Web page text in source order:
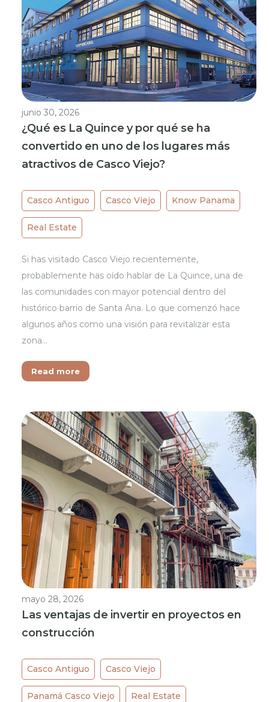
junio 30, 2026
¿Qué es La Quince y por qué se ha
convertido en uno de los lugares más
atractivos de Casco Viejo?
Casco Antiguo Casco Viejo Know Panama
Real Estate
Si has visitado Casco Viejo recientemente,
probablemente has oído hablar de La Quince, una de
las comunidades con mayor potencial dentro del
histórico barrio de Santa Ana. Lo que comenzó hace
algunos años como una visión para revitalizar esta
zona…
Read more
mayo 28, 2026
Las ventajas de invertir en proyectos en
construcción
Casco Antiguo Casco Viejo
Panamá Casco Viejo Real Estate